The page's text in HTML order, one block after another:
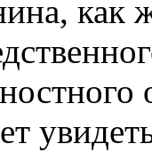
как